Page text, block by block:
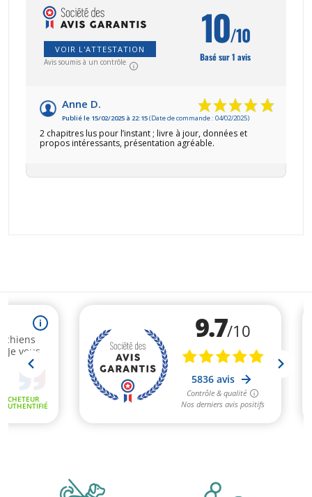
VOIR L'ATTESTATION
Avis soumis à un contrôle
10/10
Basé sur 1 avis
Anne D.
Publié le 15/02/2025 à 22:15(Date de commande : 04/02/2025)
2 chapitres lus pour l’instant ; livre à jour, données et
propos intéressants, présentation agréable.